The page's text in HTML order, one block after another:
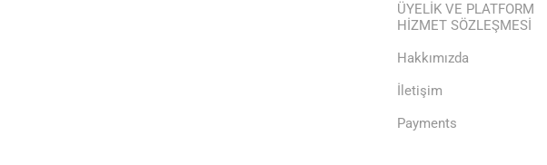
ÜYELİK VE PLATFORM
HİZMET SÖZLEŞMESİ
Hakkımızda
İletişim
Payments